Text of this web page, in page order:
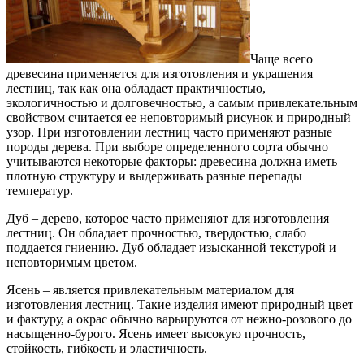
Чаще всего
древесина применяется для изготовления и украшения
лестниц, так как она обладает практичностью,
экологичностью и долговечностью, а самым привлекательным
свойством считается ее неповторимый рисунок и природный
узор. При изготовлении лестниц часто применяют разные
породы дерева. При выборе определенного сорта обычно
учитываются некоторые факторы: древесина должна иметь
плотную структуру и выдерживать разные перепады
температур.
Дуб – дерево, которое часто применяют для изготовления
лестниц. Он обладает прочностью, твердостью, слабо
поддается гниению. Дуб обладает изысканной текстурой и
неповторимым цветом.
Ясень – является привлекательным материалом для
изготовления лестниц. Такие изделия имеют природный цвет
и фактуру, а окрас обычно варьируются от нежно-розового до
насыщенно-бурого. Ясень имеет высокую прочность,
стойкость, гибкость и эластичность.